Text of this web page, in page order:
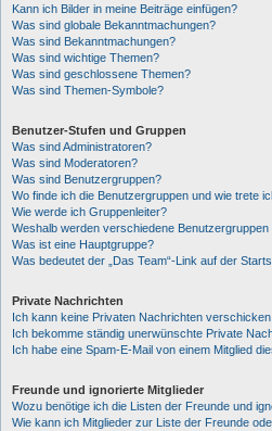
Kann ich Bilder in meine Beiträge einfügen?
Was sind globale Bekanntmachungen?
Was sind Bekanntmachungen?
Was sind wichtige Themen?
Was sind geschlossene Themen?
Was sind Themen-Symbole?
Benutzer-Stufen und Gruppen
Was sind Administratoren?
Was sind Moderatoren?
Was sind Benutzergruppen?
Wo finde ich die Benutzergruppen und wie trete
Wie werde ich Gruppenleiter?
Weshalb werden verschiedene Benutzergruppen
Was ist eine Hauptgruppe?
Was bedeutet der „Das Team“-Link auf der
Private Nachrichten
Ich kann keine Privaten Nachrichten verschicken!
Ich bekomme ständig unerwünschte Private
Ich habe eine Spam-E-Mail von einem Mitglied
Freunde und ignorierte Mitglieder
Wozu benötige ich die Listen der Freunde und
Wie kann ich Mitglieder zur Liste der Freunde